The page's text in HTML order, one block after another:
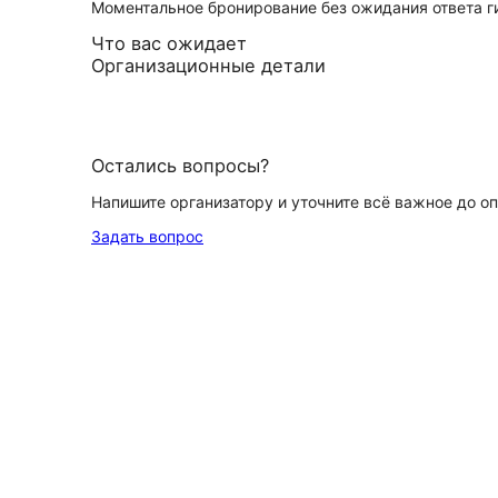
Моментальное бронирование без ожидания ответа
Что вас ожидает
Организационные детали
Остались вопросы?
Напишите организатору и уточните всё важное до
Задать вопрос